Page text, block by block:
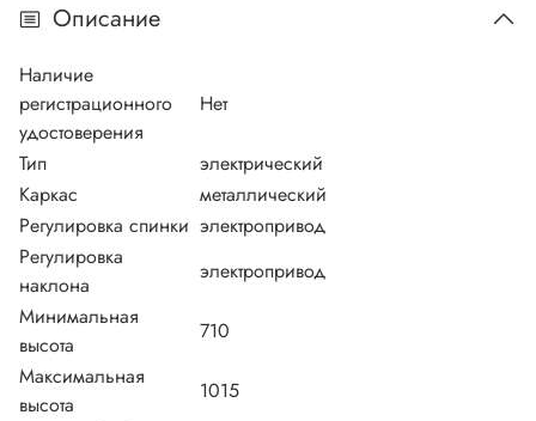
Описание
Наличие
регистрационного
удостоверения
Нет
Тип
электрический
Каркас
металлический
Регулировка спинки электропривод
Регулировка
наклона
электропривод
Минимальная
высота
710
Максимальная
высота
1015